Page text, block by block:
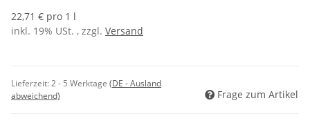
22,71 € pro 1 l
inkl. 19% USt. , zzgl. Versand
Lieferzeit:2 - 5 Werktage (DE - Ausland
abweichend)
Frage zum Artikel